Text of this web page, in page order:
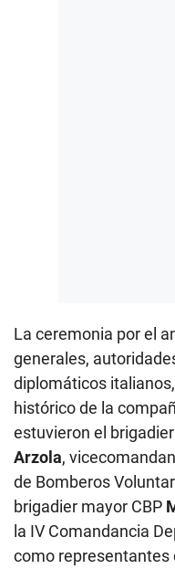
La ceremonia por el
generales,
diplomáticos
histórico de la
estuvieron el
Arzola,
de Bomberos
brigadier mayor CBP
la IV Comandancia
como representantes